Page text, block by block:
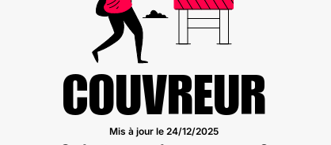
COUVREUR
Mis à jour le 24/12/2025